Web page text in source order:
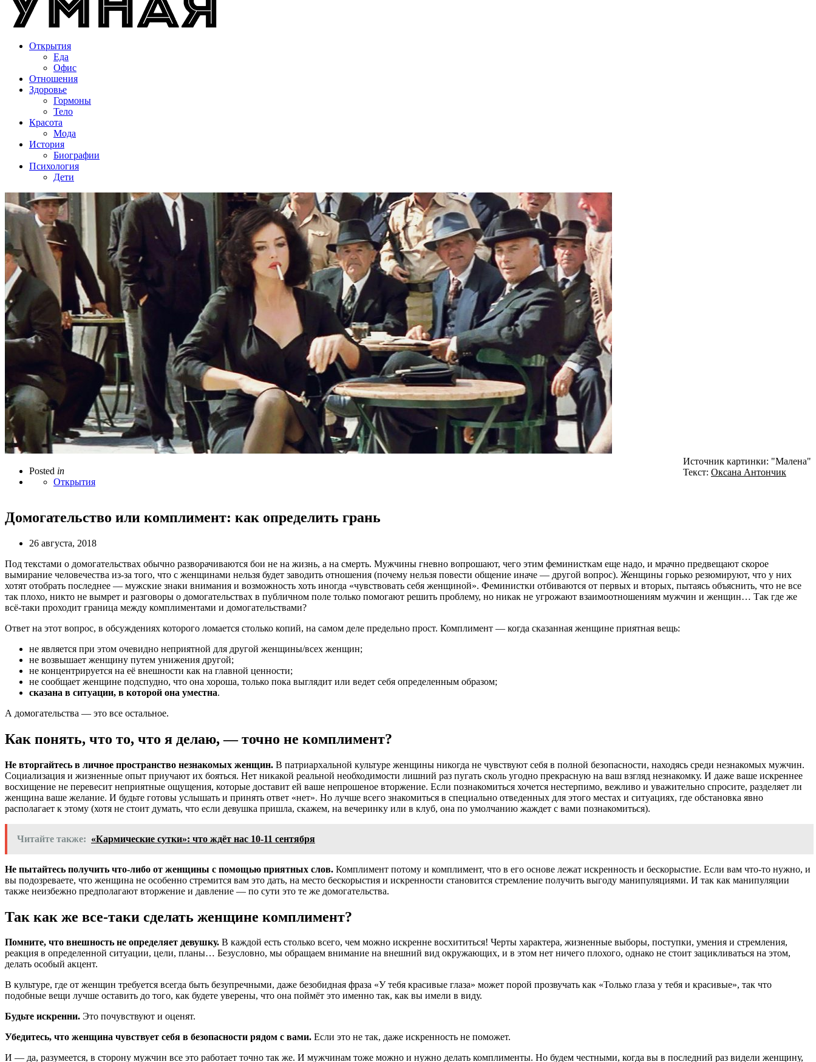
Открытия
Еда
Офис
Отношения
Здоровье
Гормоны
Тело
Красота
Мода
История
Биографии
Психология
Дети
Posted in
Открытия
Источник картинки: "Малена"
Текст: Оксана Антончик
Домогательство или комплимент: как определить грань
26 августа, 2018
Под текстами о домогательствах обычно разворачиваются бои не на жизнь, а на смерть. Мужчины гневно вопрошают, чего этим феминисткам еще надо, и мрачно предвещают скорое
вымирание человечества из-за того, что с женщинами нельзя будет заводить отношения (почему нельзя повести общение иначе — другой вопрос). Женщины горько резюмируют, что у них
хотят отобрать последнее — мужские знаки внимания и возможность хоть иногда «чувствовать себя женщиной». Феминистки отбиваются от первых и вторых, пытаясь объяснить, что не все
так плохо, никто не вымрет и разговоры о домогательствах в публичном поле только помогают решить проблему, но никак не угрожают взаимоотношениям мужчин и женщин… Так где же
всё-таки проходит граница между комплиментами и домогательствами?
Ответ на этот вопрос, в обсуждениях которого ломается столько копий, на самом деле предельно прост. Комплимент — когда сказанная женщине приятная вещь:
не является при этом очевидно неприятной для другой женщины/всех женщин;
не возвышает женщину путем унижения другой;
не концентрируется на её внешности как на главной ценности;
не сообщает женщине подспудно, что она хороша, только пока выглядит или ведет себя определенным образом;
сказана в ситуации, в которой она уместна.
А домогательства — это все остальное.
Как понять, что то, что я делаю, — точно не комплимент?
Не вторгайтесь в личное пространство незнакомых женщин. В патриархальной культуре женщины никогда не чувствуют себя в полной безопасности, находясь среди незнакомых мужчин.
Социализация и жизненные опыт приучают их бояться. Нет никакой реальной необходимости лишний раз пугать сколь угодно прекрасную на ваш взгляд незнакомку. И даже ваше искреннее
восхищение не перевесит неприятные ощущения, которые доставит ей ваше непрошеное вторжение. Если познакомиться хочется нестерпимо, вежливо и уважительно спросите, разделяет ли
женщина ваше желание. И будьте готовы услышать и принять ответ «нет». Но лучше всего знакомиться в специально отведенных для этого местах и ситуациях, где обстановка явно
располагает к этому (хотя не стоит думать, что если девушка пришла, скажем, на вечеринку или в клуб, она по умолчанию жаждет с вами познакомиться).
Читайте также: «Кармические сутки»: что ждёт нас 10-11 сентября
Не пытайтесь получить что-либо от женщины с помощью приятных слов. Комплимент потому и комплимент, что в его основе лежат искренность и бескорыстие. Если вам что-то нужно, и
вы подозреваете, что женщина не особенно стремится вам это дать, на место бескорыстия и искренности становится стремление получить выгоду манипуляциями. И так как манипуляции
также неизбежно предполагают вторжение и давление — по сути это те же домогательства.
Так как же все-таки сделать женщине комплимент?
Помните, что внешность не определяет девушку. В каждой есть столько всего, чем можно искренне восхититься! Черты характера, жизненные выборы, поступки, умения и стремления,
реакция в определенной ситуации, цели, планы… Безусловно, мы обращаем внимание на внешний вид окружающих, и в этом нет ничего плохого, однако не стоит зацикливаться на этом,
делать особый акцент.
В культуре, где от женщин требуется всегда быть безупречными, даже безобидная фраза «У тебя красивые глаза» может порой прозвучать как «Только глаза у тебя и красивые», так что
подобные вещи лучше оставить до того, как будете уверены, что она поймёт это именно так, как вы имели в виду.
Будьте искренни. Это почувствуют и оценят.
Убедитесь, что женщина чувствует себя в безопасности рядом с вами. Если это не так, даже искренность не поможет.
И — да, разумеется, в сторону мужчин все это работает точно так же. И мужчинам тоже можно и нужно делать комплименты. Но будем честными, когда вы в последний раз видели женщину,